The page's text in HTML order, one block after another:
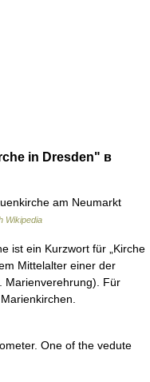
in Dresden" в
am Neumarkt
Wikipedia
ist ein Kurzwort für „Kirche
Mittelalter einer der
Marienverehrung). Für
One of the vedute